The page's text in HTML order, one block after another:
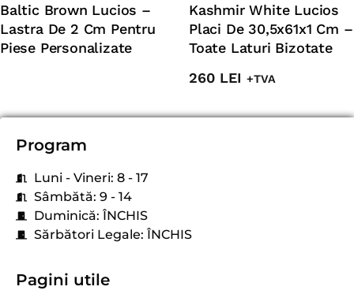
Baltic Brown Lucios –
Lastra De 2 Cm Pentru
Piese Personalizate
Kashmir White Lucios
Placi De 30,5x61x1 Cm –
Toate Laturi Bizotate
260 LEI +TVA
Program
Luni - Vineri: 8 - 17
Sâmbătă: 9 - 14
Duminică: ÎNCHIS
Sărbători Legale: ÎNCHIS
Pagini utile